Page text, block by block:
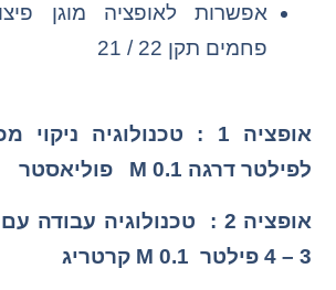
אפשרות לאופציה מוגן
פחמים תקן 22 / 21
אופציה 1 : טכנולוגיה
לפילטר דרגה M 0.1 פוליאסטר
אופציה 2 : טכנולוגיה
3 – 4 פילטר
M 0.1 קרטריג